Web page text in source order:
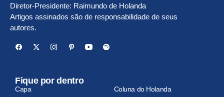
Diretor-Presidente: Raimundo de Holanda
Artigos assinados são de responsabilidade de seus
autores.
Fique por dentro
Capa
Coluna do Holanda